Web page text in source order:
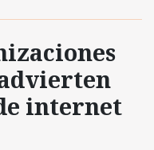
internet